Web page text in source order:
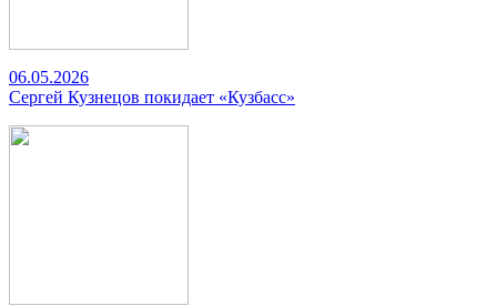
06.05.2026
Сергей Кузнецов покидает «Кузбасс»